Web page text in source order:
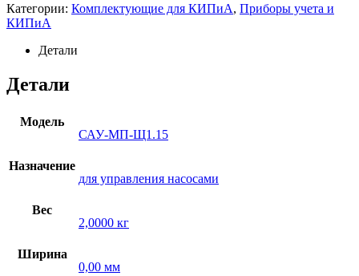
Категории: Комплектующие для КИПиА, Приборы учета и
КИПиА
Детали
Детали
Модель
САУ-МП-Щ1.15
Назначение
для управления насосами
Вес
2,0000 кг
Ширина
0,00 мм